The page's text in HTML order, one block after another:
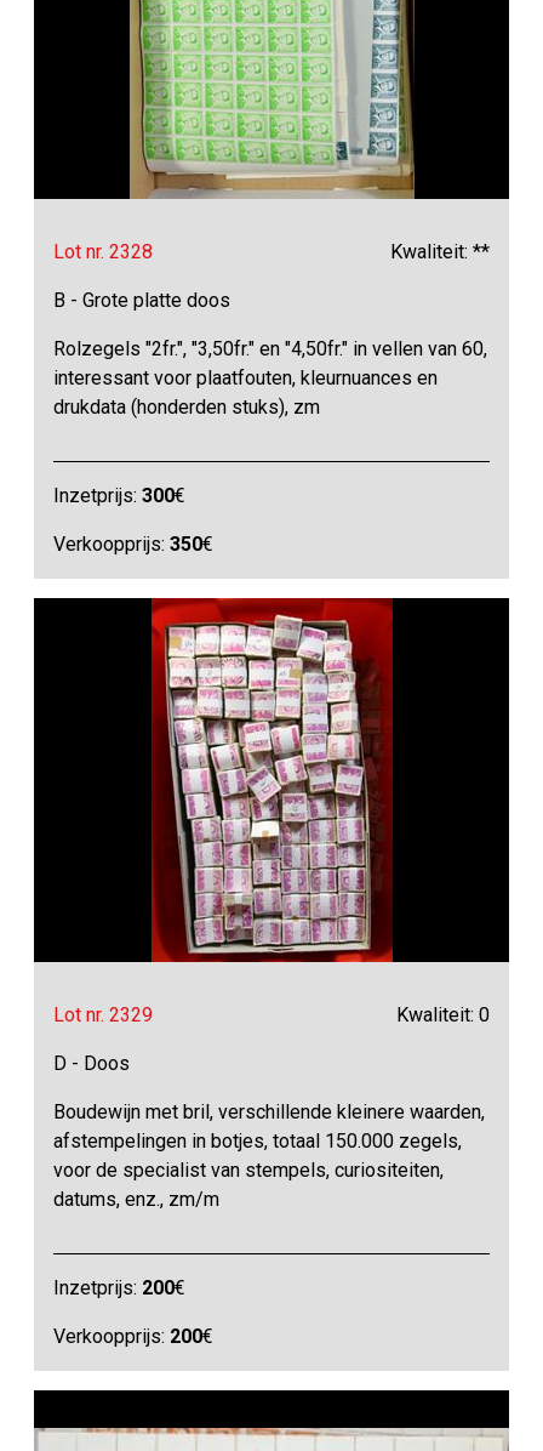
Lot nr. 2328 Kwaliteit: **
B - Grote platte doos
Rolzegels "2fr.", "3,50fr." en "4,50fr." in vellen van 60,
interessant voor plaatfouten, kleurnuances en
drukdata (honderden stuks), zm
Inzetprijs:300€
Verkoopprijs:350€
Lot nr. 2329 Kwaliteit: 0
D - Doos
Boudewijn met bril, verschillende kleinere waarden,
afstempelingen in botjes, totaal 150.000 zegels,
voor de specialist van stempels, curiositeiten,
datums, enz., zm/m
Inzetprijs: 200€
Verkoopprijs: 200€